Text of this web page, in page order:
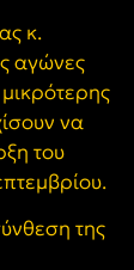
κ.
αγώνες
να
του
της